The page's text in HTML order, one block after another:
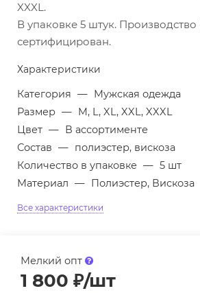
XXXL.
В упаковке 5 штук. Производство
сертифицирован.
Характеристики
Категория — Мужская одежда
Размер — M, L, XL, XXL, XXXL
Цвет — В ассортименте
Состав — полиэстер, вискоза
Количество в упаковке — 5 шт
Материал — Полиэстер, Вискоза
Все характеристики
Мелкий опт
1 800 ₽/шт